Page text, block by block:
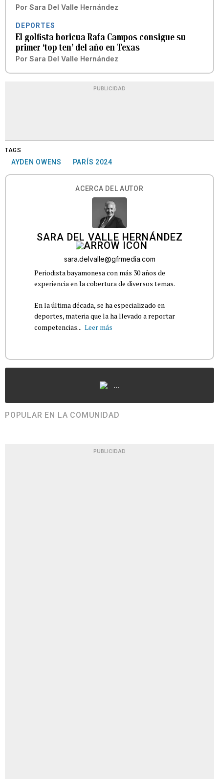
Por Sara Del Valle Hernández
DEPORTES
El golfista boricua Rafa Campos consigue su
primer ‘top ten’ del año en Texas
Por Sara Del Valle Hernández
PUBLICIDAD
TAGS
AYDEN OWENS PARÍS 2024
ACERCA DEL AUTOR
SARA DEL VALLE HERNÁNDEZ
sara.delvalle@gfrmedia.com
Periodista bayamonesa con más 30 años de
experiencia en la cobertura de diversos temas.
En la última década, se ha especializado en
deportes, materia que la ha llevado a reportar
competencias... Leer más
...
POPULAR EN LA COMUNIDAD
PUBLICIDAD